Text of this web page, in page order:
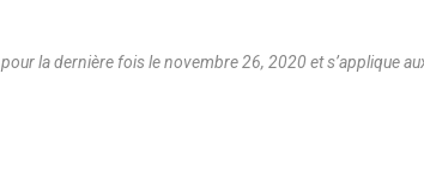
la dernière fois le novembre 26, 2020 et s’applique